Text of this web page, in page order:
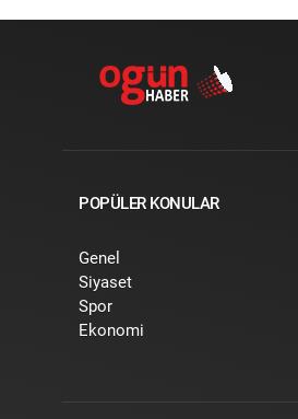
POPÜLER KONULAR
Genel
Siyaset
Spor
Ekonomi